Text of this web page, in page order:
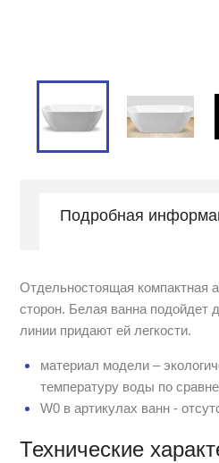
Подробная
Отдельностоящая компактная
сторон. Белая ванна подойдет
линии придают ей легкости.
материал модели –
температуру воды по
W0 в артикулах ванн -
Технические